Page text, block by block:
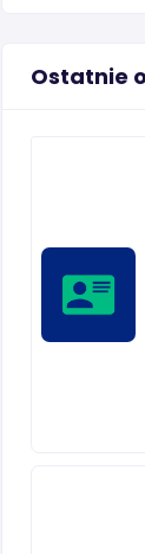
Ostatnie